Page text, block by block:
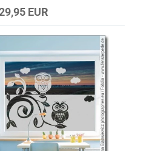
EUR